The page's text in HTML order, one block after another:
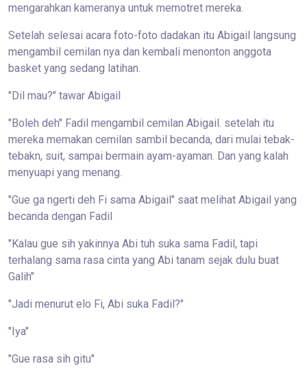
mengarahkan kameranya untuk memotret mereka.
Setelah selesai acara foto-foto dadakan itu Abigail langsung
mengambil cemilan nya dan kembali menonton anggota
basket yang sedang latihan.
"Dil mau?" tawar Abigail
"Boleh deh" Fadil mengambil cemilan Abigail. setelah itu
mereka memakan cemilan sambil becanda, dari mulai tebak-
tebakn, suit, sampai bermain ayam-ayaman. Dan yang kalah
menyuapi yang menang.
"Gue ga ngerti deh Fi sama Abigail" saat melihat Abigail yang
becanda dengan Fadil
"Kalau gue sih yakinnya Abi tuh suka sama Fadil, tapi
terhalang sama rasa cinta yang Abi tanam sejak dulu buat
Galih"
"Jadi menurut elo Fi, Abi suka Fadil?"
"Iya"
"Gue rasa sih gitu"